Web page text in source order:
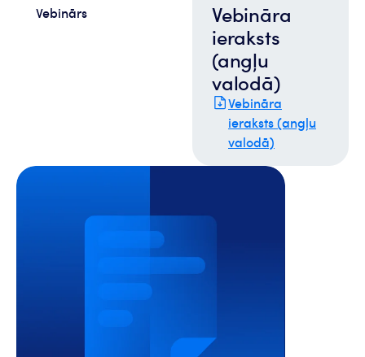
Vebinārs
Vebināra
ieraksts
(angļu
valodā)
Vebināra
ieraksts (angļu
valodā)